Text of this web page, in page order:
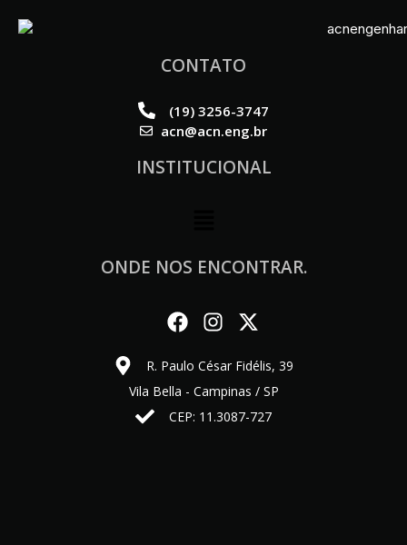
CONTATO
(19) 3256-3747
acn@acn.eng.br
INSTITUCIONAL
ONDE NOS ENCONTRAR.
R. Paulo César Fidélis, 39
Vila Bella - Campinas / SP
CEP: 11.3087-727